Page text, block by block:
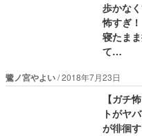
歩かな
怖すぎ
寝たま
て…
鷺ノ宮やよい 2018年7月23日
【ガチ
トがヤ
が徘徊